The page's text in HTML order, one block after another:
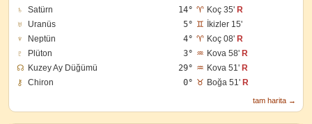
♄
Satürn 14° ♈ Koç 35' R
♅
Uranüs 5° ♊
İkizler 15'
♆
Neptün 4° ♈ Koç 08' R
♇
Plüton 3° ♒ Kova 58' R
☊ Kuzey Ay Düğümü 29° ♒ Kova 51' R
⚷
Chiron 0° ♉ Boğa 51' R
tam harita →